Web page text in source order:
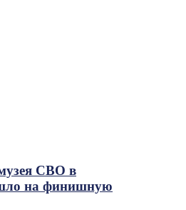
СВО в
на финишную